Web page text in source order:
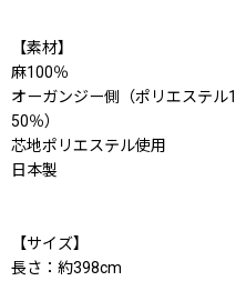
【素材】
麻100％
オーガンジー側（ポリエステ
50％）
芯地ポリエステル使用
日本製
【サイズ】
長さ：約398cm